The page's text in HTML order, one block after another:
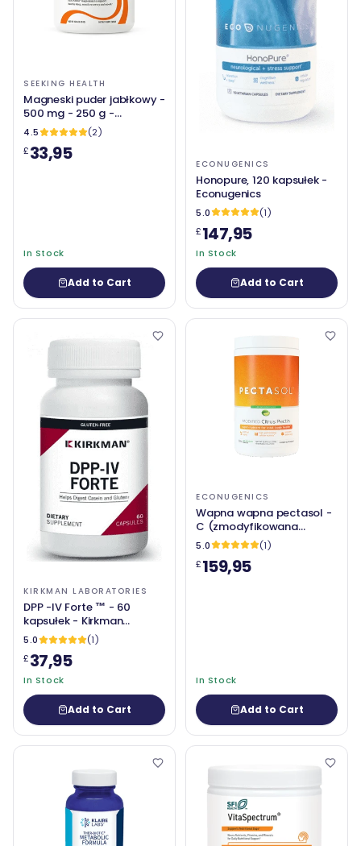
SEEKING HEALTH
Magneski puder jabłkowy -
500 mg - 250 g -
Poszukiwanie zdrowia
4.5
(2)
£33,95
In Stock
Add to Cart
ECONUGENICS
Honopure, 120 kapsułek -
Econugenics
5.0
(1)
£147,95
In Stock
Add to Cart
KIRKMAN LABORATORIES
DPP -IV Forte ™ - 60
kapsułek - Kirkman
Laboratories
5.0
(1)
£37,95
In Stock
Add to Cart
ECONUGENICS
Wapna wapna pectasol -
C (zmodyfikowana
cytrusowa pektyna), 551G
- Econugenics
5.0
(1)
£159,95
In Stock
Add to Cart